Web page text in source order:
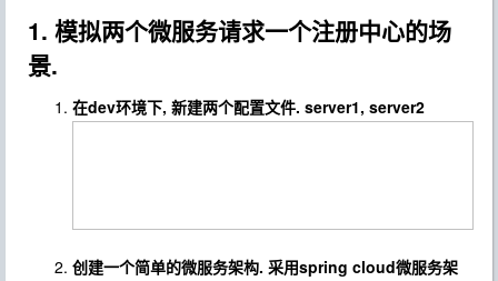
1. 模拟两个微服务请求一个注册中心的场
景.
在dev环境下, 新建两个配置文件. server1, server2
创建一个简单的微服务架构. 采用spring cloud微服务架